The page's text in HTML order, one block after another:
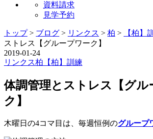
資料請求
見学予約
トップ> ブログ > リンクス > 柏 > 【柏】
ストレス【グループワーク】
2019-01-24
リンクス柏 【柏】訓練
体調管理とストレス【グル
ク】
木曜日の4コマ目は、毎週恒例のグループ